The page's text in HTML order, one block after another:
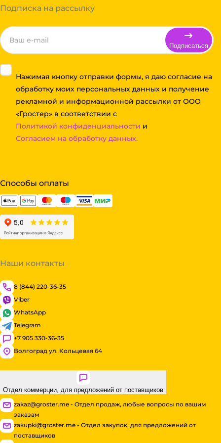
Подписка на рассылку
Подписаться
Нажимая кнопку отправки формы, я даю согласие на
обработку моих персональных данных и получение
рекламной и информационной рассылки от ООО
«Гростер» в соответствии с
Политикой конфиденциальности и
Согласием на обработку данных.
Способы оплаты
Наши контакты
8 (844) 220-36-35
Viber
WhatsApp
Telegram
+7 905 330-36-35
Волгоград ул. Кольцевая 64
Отдел коммерции, для предложений от поставщиков
zakaz@groster.me - Отдел продаж, любые вопросы по вашим
заказам
zakupki@groster.me - Отдел закупок, для предложений от
поставщиков